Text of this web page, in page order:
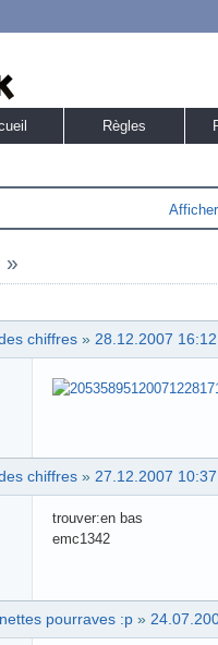
Règles
»
chiffres » 28.12.2007
chiffres » 27.12.2007
trouver:en bas
emc1342
pourraves :p »